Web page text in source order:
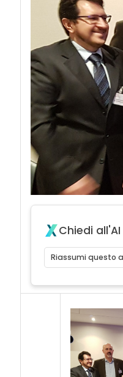
Chiedi all'AI
Riassumi questo